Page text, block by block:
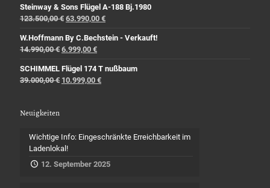
Steinway & Sons Flügel A-188 Bj.1980
123.500,00€ 63.990,00 €
W.Hoffmann By C.Bechstein - Verkauft!
14.990,00€ 6.999,00 €
SCHIMMEL Flügel 174 T nußbaum
39.000,00€ 10.999,00 €
Neuigkeiten
Wichtige Info: Eingeschränkte Erreichbarkeit im
Ladenlokal!
12. September 2025